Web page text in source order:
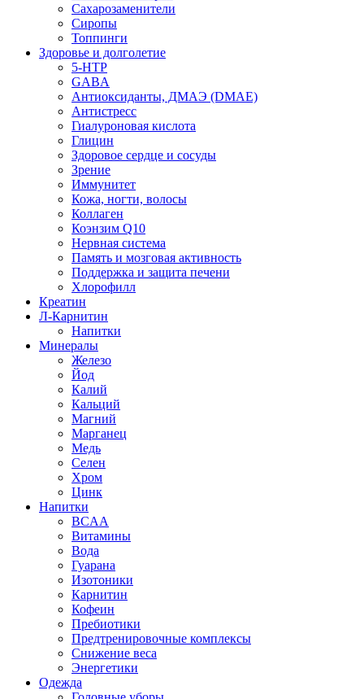
Сахарозаменители
Сиропы
Топпинги
Здоровье и долголетие
5-HTP
GABA
Антиоксиданты, ДМАЭ (DMAE)
Антистресс
Гиалуроновая кислота
Глицин
Здоровое сердце и сосуды
Зрение
Иммунитет
Кожа, ногти, волосы
Коллаген
Коэнзим Q10
Нервная система
Память и мозговая активность
Поддержка и защита печени
Хлорофилл
Креатин
Л-Карнитин
Напитки
Минералы
Железо
Йод
Калий
Кальций
Магний
Марганец
Медь
Селен
Хром
Цинк
Напитки
BCAA
Витамины
Вода
Гуарана
Изотоники
Карнитин
Кофеин
Пребиотики
Предтренировочные комплексы
Снижение веса
Энергетики
Одежда